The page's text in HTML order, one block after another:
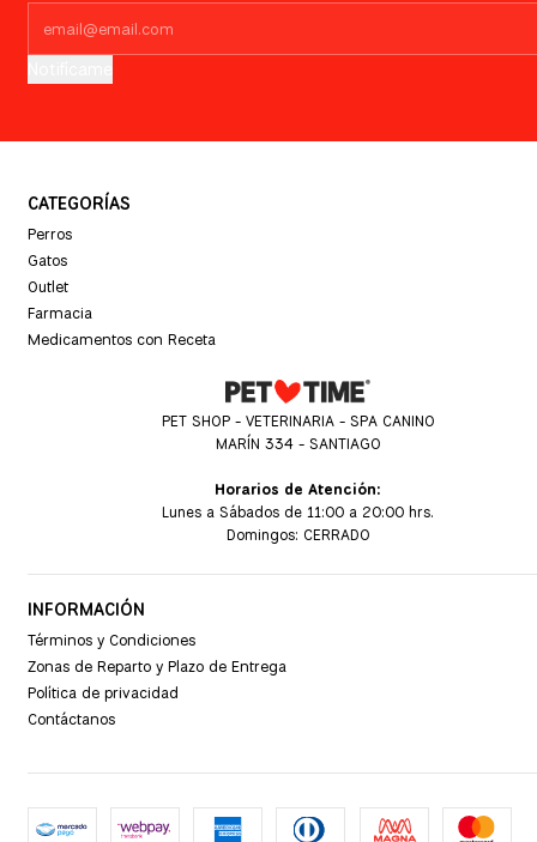
CATEGORÍAS
Perros
Gatos
Outlet
Farmacia
Medicamentos con Receta
PET SHOP - VETERINARIA - SPA CANINO
MARÍN 334 - SANTIAGO
Horarios de Atención:
Lunes a Sábados de 11:00 a 20:00 hrs.
Domingos: CERRADO
INFORMACIÓN
Términos y Condiciones
Zonas de Reparto y Plazo de Entrega
Política de privacidad
Contáctanos